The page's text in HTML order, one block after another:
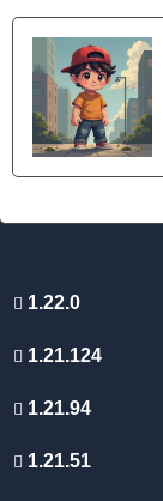
1.22.0
1.21.124
1.21.94
1.21.51